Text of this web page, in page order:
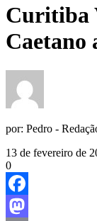
Curitiba
Caetano
por: Pedro -
13 de fevereiro de
0
Facebook